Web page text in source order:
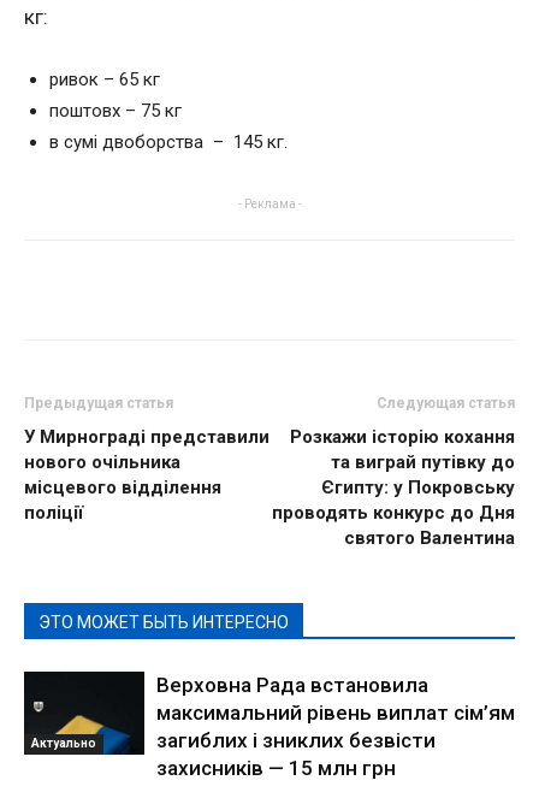
кг:
ривок – 65 кг
поштовх – 75 кг
в сумі двоборства – 145 кг.
- Реклама -
Предыдущая статья
У Мирнограді представили
нового очільника
місцевого відділення
поліції
Следующая статья
Розкажи історію кохання
та виграй путівку до
Єгипту: у Покровську
проводять конкурс до Дня
святого Валентина
ЭТО МОЖЕТ БЫТЬ ИНТЕРЕСНО
Актуально
Верховна Рада встановила
максимальний рівень виплат сім’ям
загиблих і зниклих безвісти
захисників — 15 млн грн